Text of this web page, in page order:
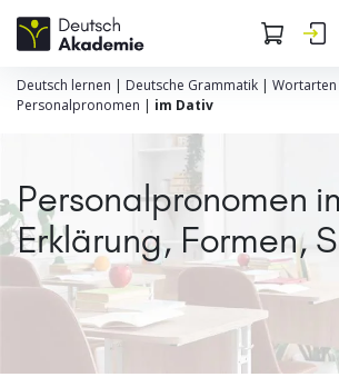
Deutsch lernen | Deutsche Grammatik | Wortarten
Personalpronomen | im Dativ
Personalpronomen
Erklärung, Formen,